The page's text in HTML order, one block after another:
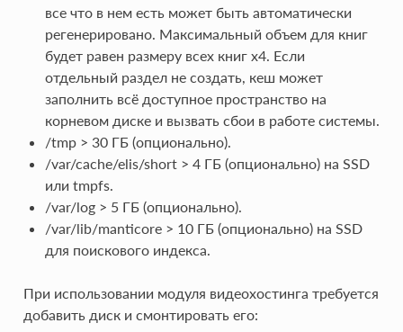
все что в нем есть может быть автоматически
регенерировано. Максимальный объем для книг
будет равен размеру всех книг x4. Если
отдельный раздел не создать, кеш может
заполнить всё доступное пространство на
корневом диске и вызвать сбои в работе системы.
/tmp > 30 ГБ (опционально).
/var/cache/elis/short > 4 ГБ (опционально) на SSD
или tmpfs.
/var/log > 5 ГБ (опционально).
/var/lib/manticore > 10 ГБ (опционально) на SSD
для поискового индекса.
При использовании модуля видеохостинга требуется
добавить диск и смонтировать его: